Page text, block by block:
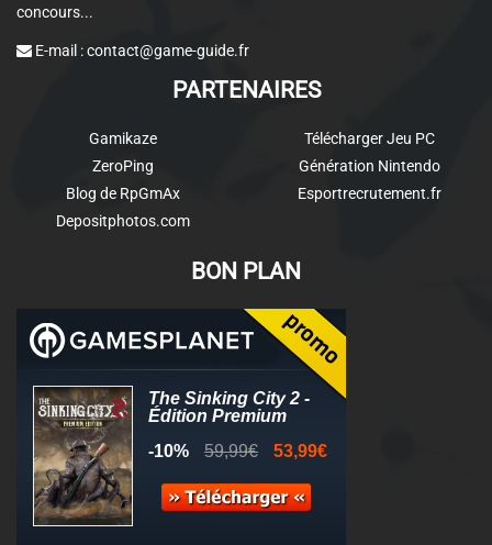
concours...
E-mail :contact@game-guide.fr
PARTENAIRES
Gamikaze
ZeroPing
Blog de RpGmAx
Depositphotos.com
Télécharger Jeu PC
Génération Nintendo
Esportrecrutement.fr
BON PLAN